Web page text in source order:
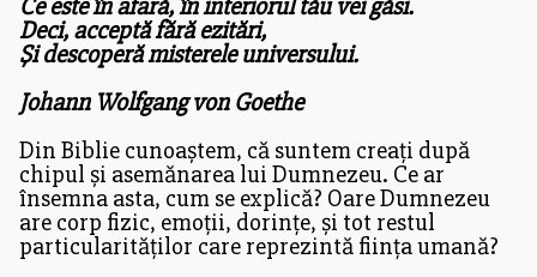
Ce este în afară, în interiorul tău vei găsi.
Deci, acceptă fără ezitări,
Și descoperă misterele universului.
Johann Wolfgang von Goethe
Din Biblie cunoaștem, că suntem creați după
chipul și asemănarea lui Dumnezeu. Ce ar
însemna asta, cum se explică? Oare Dumnezeu
are corp fizic, emoții, dorințe, și tot restul
particularităților care reprezintă ființa umană?